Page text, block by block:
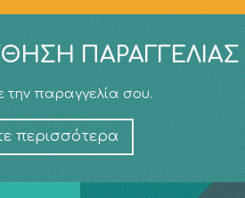
ΠΑΡΑΓΓΕΛΊΑΣ
την παραγγελία σου.
περισσότερα